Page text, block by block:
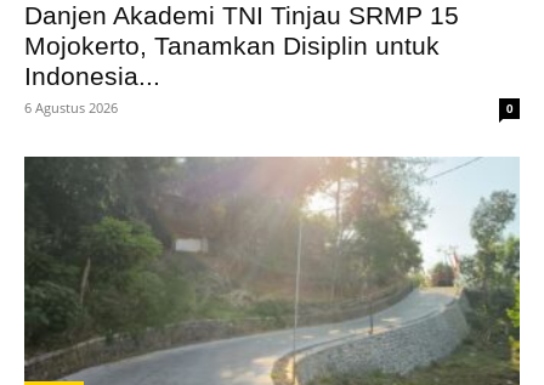
Danjen Akademi TNI Tinjau SRMP 15
Mojokerto, Tanamkan Disiplin untuk
Indonesia...
6 Agustus 2026 0